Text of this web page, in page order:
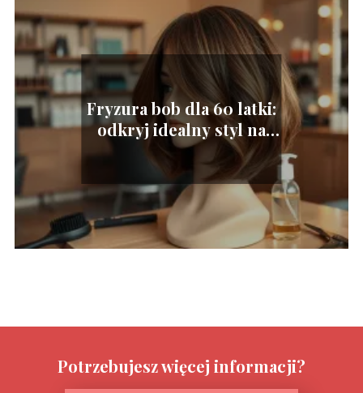
Fryzura bob dla 60 latki:
odkryj idealny styl na
dojrzałe lata
Potrzebujesz więcej informacji?